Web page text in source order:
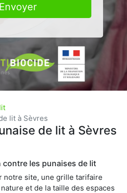
Envoyer
lit à Sèvres
de lit à Sèvres
les punaises de lit
notre site, une grille tarifaire
et de la taille des espaces